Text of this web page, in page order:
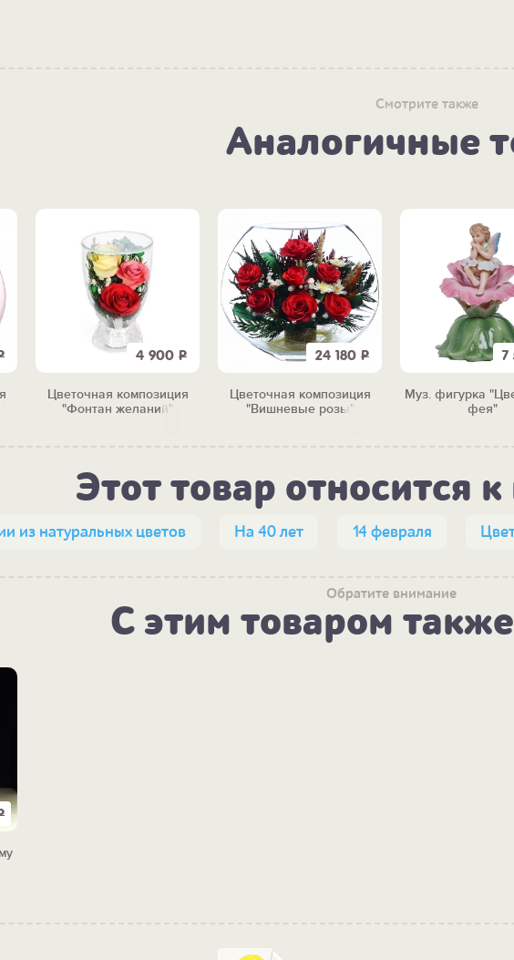
Смотрите также
Аналогичные
4 900 Р
Цветочная композиция
"Фонтан желаний"
24 180 Р
Цветочная композиция
"Вишневые розы"
7
Муз. фигурка
фея"
Этот товар относится
из натуральных цветов На 40 лет 14 февраля
Обратите внимание
С этим товаром